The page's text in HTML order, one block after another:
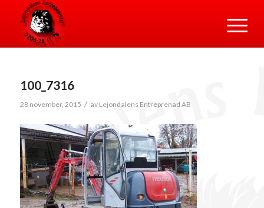
100_7316
28 november, 2015 / av Lejondalens Entreprenad AB